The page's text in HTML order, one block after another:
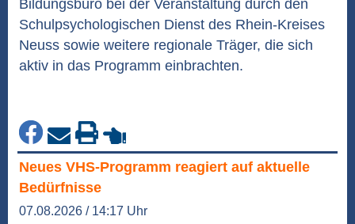
Bildungsbüro bei der Veranstaltung durch den
Schulpsychologischen Dienst des Rhein-Kreises
Neuss sowie weitere regionale Träger, die sich
aktiv in das Programm einbrachten.
Neues VHS-Programm reagiert auf aktuelle
Bedürfnisse
07.08.2026 / 14:17 Uhr